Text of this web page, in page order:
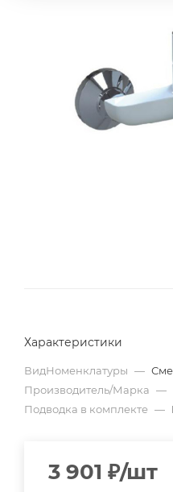
Характеристики
ВидНоменклатуры —
Производитель/Марка —
Подводка в комплекте —
3 901 ₽/шт